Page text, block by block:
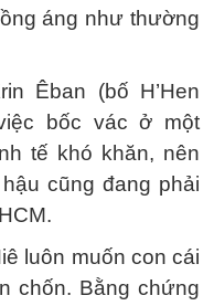
áng như thường
Êban (bố H’Hen
bốc vác ở một
tế khó khăn, nên
cũng đang phải
luôn muốn con cái
chốn. Bằng chứng